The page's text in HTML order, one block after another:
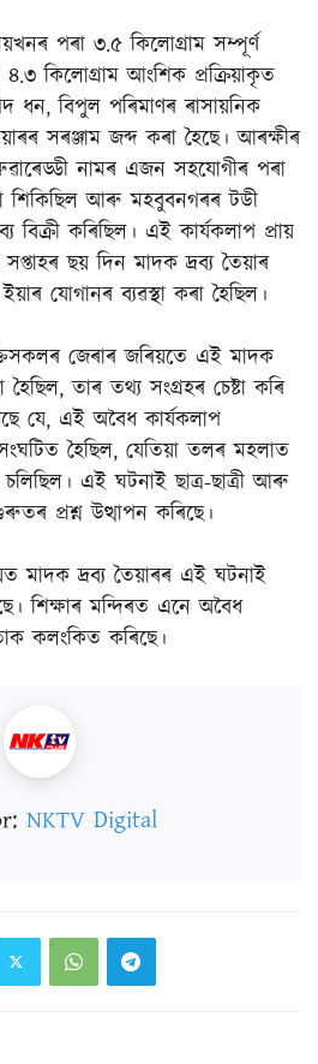
পৰা ৩.৫ কিলোগ্ৰাম সম্পূৰ্ণ
কিলোগ্ৰাম আংশিক প্ৰক্ৰিয়াকৃত
ধন, বিপুল পৰিমাণৰ ৰাসায়নিক
সৰঞ্জাম জব্দ কৰা হৈছে। আৰক্ষীৰ
নামৰ এজন সহযোগীৰ পৰা
শিকিছিল আৰু মহবুবনগৰৰ টডী
কৰিছিল। এই কাৰ্যকলাপ প্ৰায়
ছয় দিন মাদক দ্ৰব্য তৈয়াৰ
যোগানৰ ব্যৱস্থা কৰা হৈছিল।
জেৰাৰ জৰিয়তে এই মাদক
তাৰ তথ্য সংগ্ৰহৰ চেষ্টা কৰি
যে, এই অবৈধ কাৰ্যকলাপ
হৈছিল, যেতিয়া তলৰ মহলাত
চলিছিল। এই ঘটনাই ছাত্ৰ-ছাত্ৰী আৰু
প্ৰশ্ন উত্থাপন কৰিছে।
মাদক দ্ৰব্য তৈয়াৰৰ এই ঘটনাই
শিক্ষাৰ মন্দিৰত এনে অবৈধ
কলংকিত কৰিছে।
NKTV Digital